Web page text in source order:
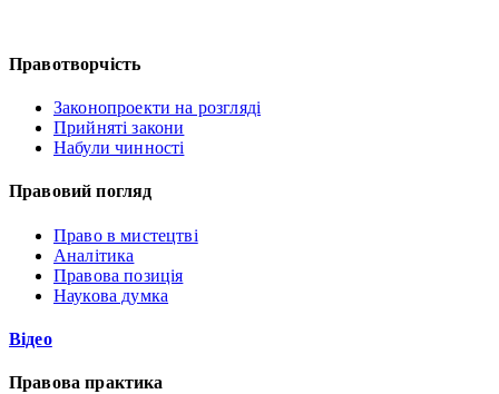
Правотворчість
Законопроекти на розгляді
Прийняті закони
Набули чинності
Правовий погляд
Право в мистецтві
Аналітика
Правова позиція
Наукова думка
Відео
Правова практика